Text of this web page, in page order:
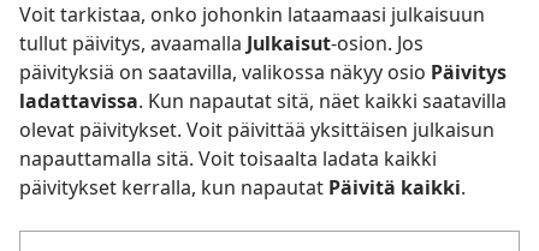
Voit tarkistaa, onko johonkin lataamaasi julkaisuun
tullut päivitys, avaamalla Julkaisut-osion. Jos
päivityksiä on saatavilla, valikossa näkyy osio Päivitys
ladattavissa. Kun napautat sitä, näet kaikki saatavilla
olevat päivitykset. Voit päivittää yksittäisen julkaisun
napauttamalla sitä. Voit toisaalta ladata kaikki
päivitykset kerralla, kun napautat Päivitä kaikki.